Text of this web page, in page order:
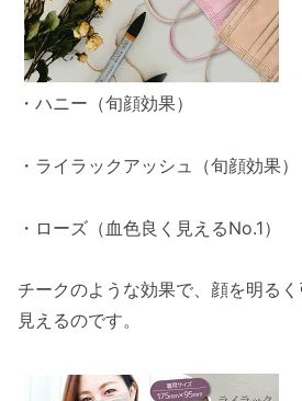
・ハニー（旬顔効果）
・ライラックアッシュ（旬顔効果）
・ローズ（血色良く見えるNo.1）
チークのような効果で、顔を明る
見えるのです。